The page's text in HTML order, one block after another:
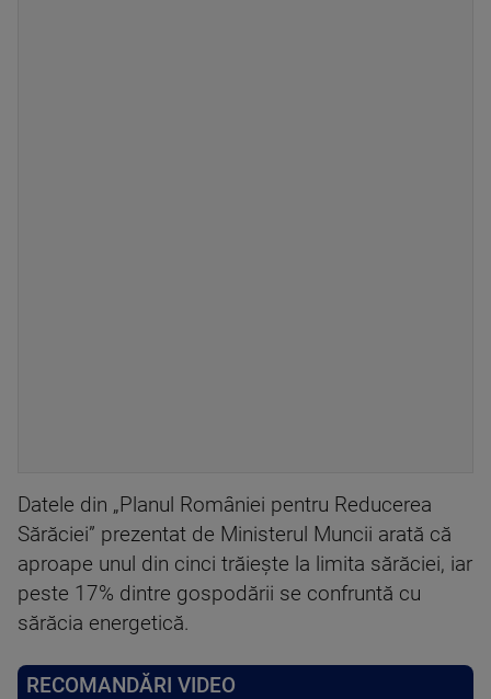
Datele din „Planul României pentru Reducerea
Sărăciei” prezentat de Ministerul Muncii arată că
aproape unul din cinci trăiește la limita sărăciei, iar
peste 17% dintre gospodării se confruntă cu
sărăcia energetică.
RECOMANDĂRI VIDEO